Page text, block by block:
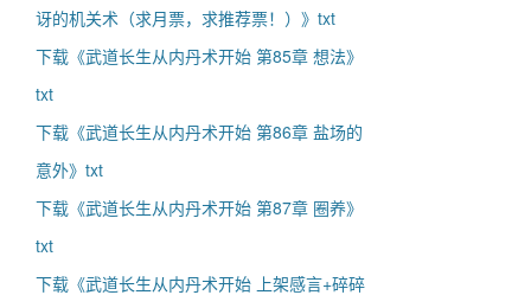
讶的机关术（求月票，求推荐票！）》txt
下载《武道长生从内丹术开始 第85章 想法》
txt
下载《武道长生从内丹术开始 第86章 盐场的
意外》txt
下载《武道长生从内丹术开始 第87章 圈养》
txt
下载《武道长生从内丹术开始 上架感言+碎碎